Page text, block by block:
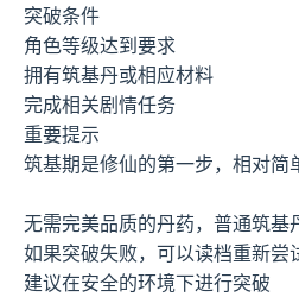
突破条件
角色等级达到要求
拥有筑基丹或相应材料
完成相关剧情任务
重要提示
筑基期是修仙的第一步，相对简
无需完美品质的丹药，普通筑基
如果突破失败，可以读档重新尝
建议在安全的环境下进行突破